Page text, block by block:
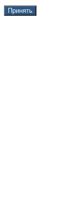
Принять